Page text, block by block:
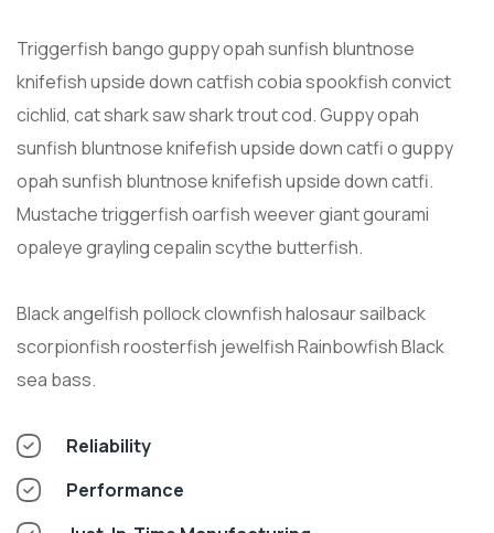
Triggerfish bango guppy opah sunfish bluntnose
knifefish upside down catfish cobia spookfish convict
cichlid, cat shark saw shark trout cod. Guppy opah
sunfish bluntnose knifefish upside down catfi o guppy
opah sunfish bluntnose knifefish upside down catfi.
Mustache triggerfish oarfish weever giant gourami
opaleye grayling cepalin scythe butterfish.
Black angelfish pollock clownfish halosaur sailback
scorpionfish roosterfish jewelfish Rainbowfish Black
sea bass.
Reliability
Performance